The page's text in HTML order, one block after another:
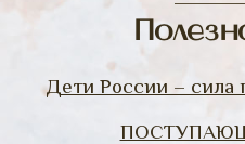
Дети России – сила